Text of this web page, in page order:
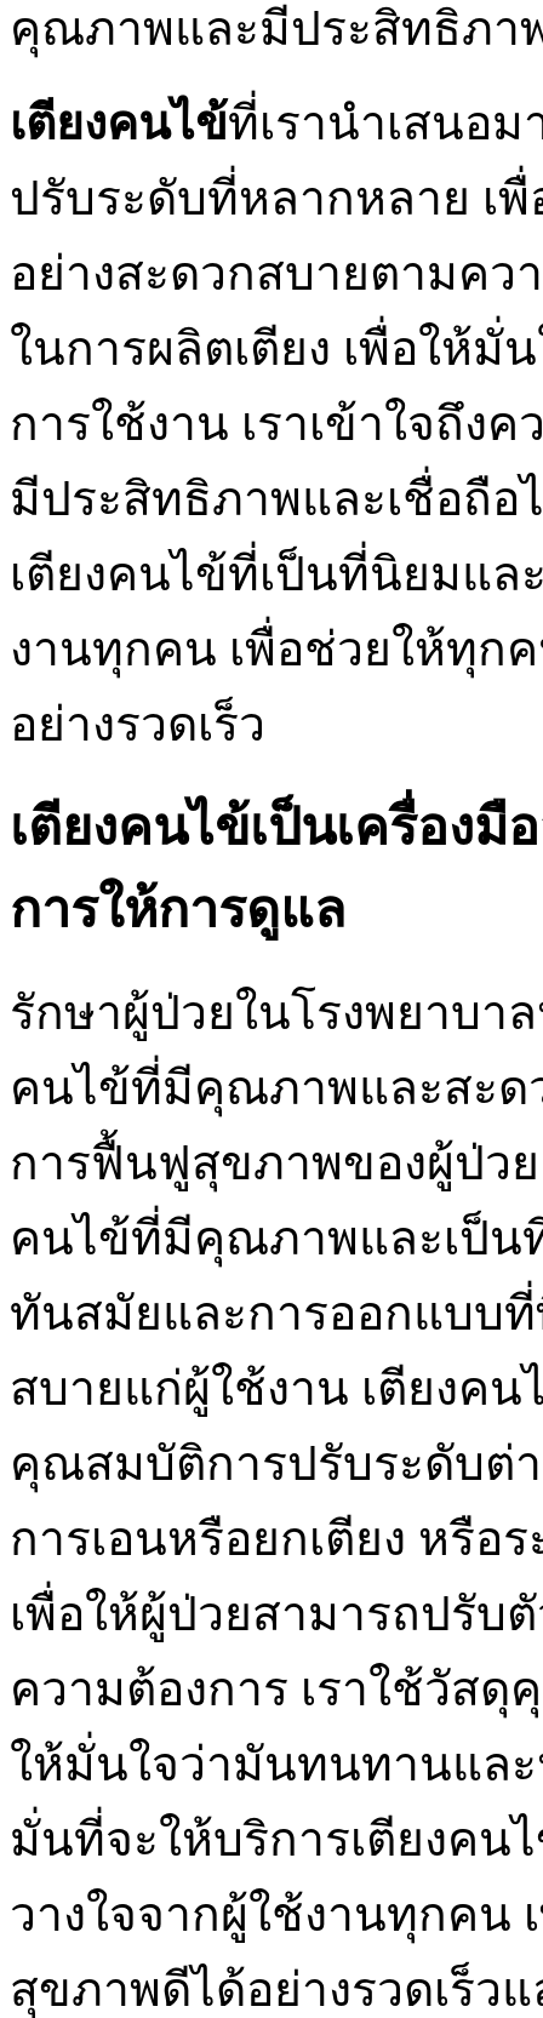
คุณภาพและมีประสิทธิภา
เตียงคนไข้ที่เรานำเสนอ
ปรับระดับที่หลากหลาย เ
อย่างสะดวกสบายตามคว
ในการผลิตเตียง เพื่อให้
การใช้งาน เราเข้าใจถึง
มีประสิทธิภาพและเชื่อถือ
เตียงคนไข้ที่เป็นที่นิยมแล
งานทุกคน เพื่อช่วยให้ทุก
อย่างรวดเร็ว
เตียงคนไข้เป็นเครื่อง
การให้การดูแล
รักษาผู้ป่วยในโรงพยาบา
คนไข้ที่มีคุณภาพและสะด
การฟื้นฟูสุขภาพของผู้ป่วย
คนไข้ที่มีคุณภาพและเป็
ทันสมัยและการออกแบบ
สบายแก่ผู้ใช้งาน เตียงค
คุณสมบัติการปรับระดับต่
การเอนหรือยกเตียง หรือ
เพื่อให้ผู้ป่วยสามารถปรับ
ความต้องการ เราใช้วัสดุ
ให้มั่นใจว่ามันทนทานและ
มั่นที่จะให้บริการเตียงคน
วางใจจากผู้ใช้งานทุกคน
สุขภาพดีได้อย่างรวดเร็ว